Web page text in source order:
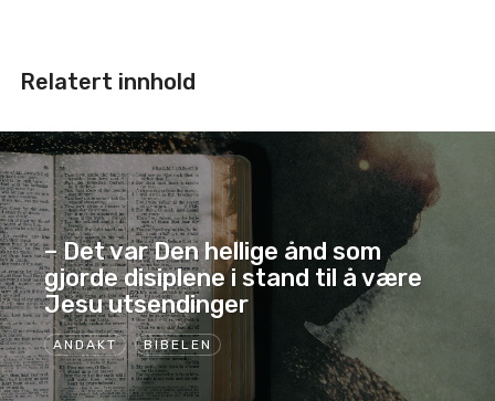
Relatert innhold
ANDAKT BIBELEN
– Det var Den hellige ånd som
gjorde disiplene i stand til å være
Jesu utsendinger